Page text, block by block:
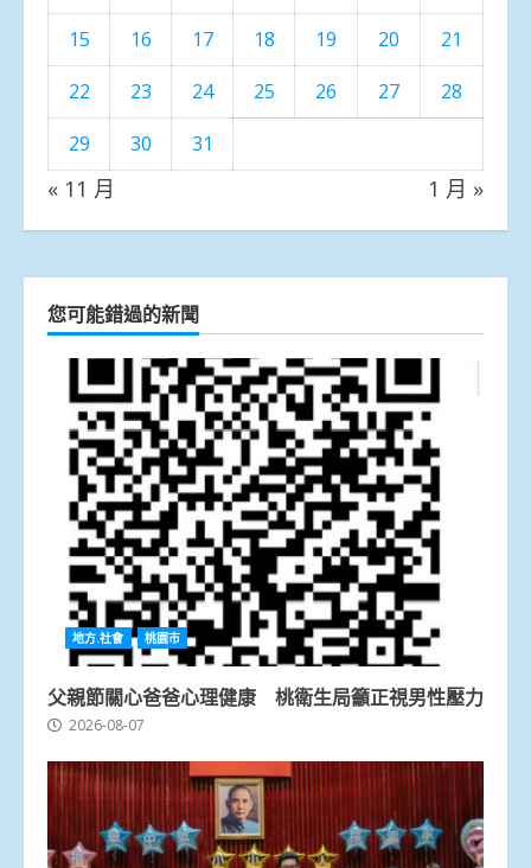
15
16 17 18 19 20
21
22
23 24 25 26 27
28
29
30 31
« 11 月 1 月 »
您可能錯過的新聞
地方.社會 桃園市
父親節關心爸爸心理健康 桃衛生局籲正視男性壓力
2026-08-07